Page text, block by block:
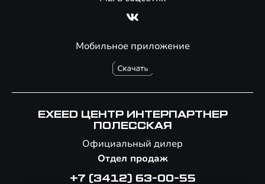
Мобильное приложение
EXEED ЦЕНТР ИНТЕРПАРТНЕР
ПОЛЕССКАЯ
Официальный дилер
Отдел продаж
+7 (3412) 63-00-55